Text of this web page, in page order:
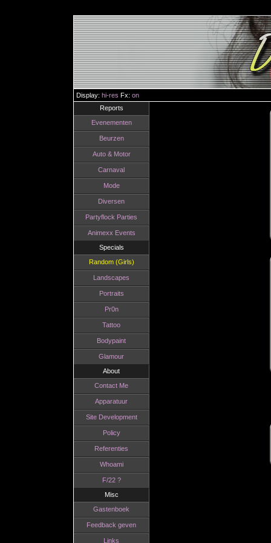
Display: hi-res Fx: on
Reports
Evenementen
Beurzen
Auto & Motor
Carnaval
Mode
Diversen
Partyflock Parties
Animexx Events
Specials
Random (Girls)
Landscapes
Portraits
Pr0n
Tattoo
Bodypaint
Glamour
About
Contact Me
Apparatuur
Site Development
Policy
Referenties
Whoami
F/22 ?
Misc
Gastenboek
Feedback geven
Links